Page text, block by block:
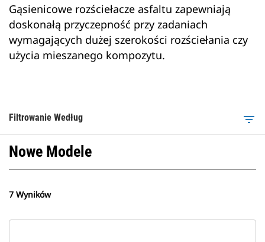
Gąsienicowe rozściełacze asfaltu zapewniają
doskonałą przyczepność przy zadaniach
wymagających dużej szerokości rozściełania czy
użycia mieszanego kompozytu.
Filtrowanie Według filter_list
Nowe Modele
7 Wyników